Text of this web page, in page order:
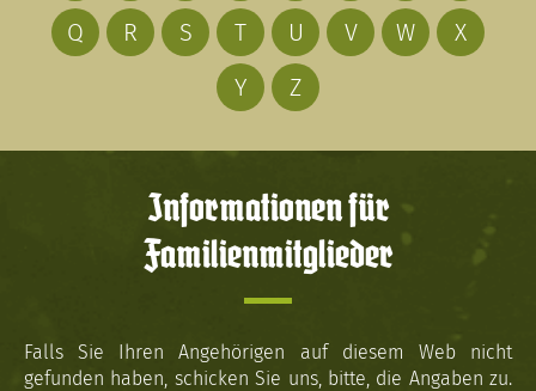
Q
R S T U V W
X
Y
Z
Informationen für
Familienmitglieder
Falls Sie Ihren Angehörigen auf diesem Web nicht
gefunden haben, schicken Sie uns, bitte, die Angaben zu.